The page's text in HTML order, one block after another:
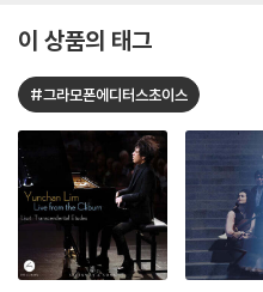
이 상품의 태그
#그라모폰에디터스초이스